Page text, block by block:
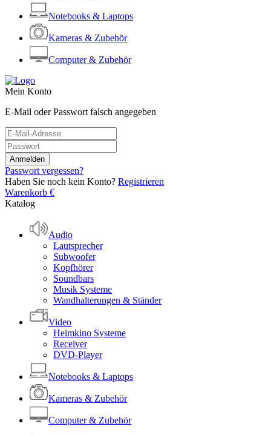
Notebooks & Laptops
Kameras & Zubehör
Computer & Zubehör
Mein Konto
E-Mail oder Passwort falsch angegeben
Passwort vergessen?
Haben Sie noch kein Konto? Registrieren
Warenkorb €
Katalog
Audio
Lautsprecher
Subwoofer
Kopfhörer
Soundbars
Musik Systeme
Wandhalterungen & Ständer
Video
Heimkino Systeme
Receiver
DVD-Player
Notebooks & Laptops
Kameras & Zubehör
Computer & Zubehör